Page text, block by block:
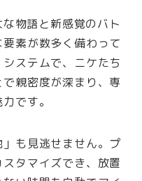
物語と新感覚のバト
素が数多く備わって
ステムで、ニケたち
親密度が深まり、専
です。
も見逃せません。プ
タマイズでき、放置